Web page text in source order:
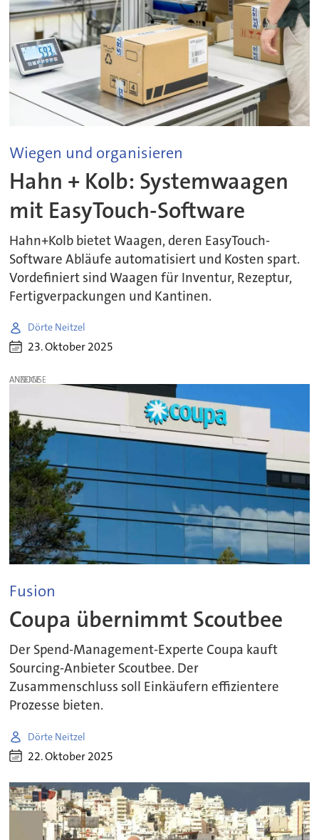
Wiegen und organisieren
Hahn + Kolb: Systemwaagen
mit EasyTouch-Software
Hahn+Kolb bietet Waagen, deren EasyTouch-
Software Abläufe automatisiert und Kosten spart.
Vordefiniert sind Waagen für Inventur, Rezeptur,
Fertigverpackungen und Kantinen.
Dörte Neitzel
23. Oktober 2025
ANZEIGE
Fusion
Coupa übernimmt Scoutbee
Der Spend-Management-Experte Coupa kauft
Sourcing-Anbieter Scoutbee. Der
Zusammenschluss soll Einkäufern effizientere
Prozesse bieten.
Dörte Neitzel
22. Oktober 2025